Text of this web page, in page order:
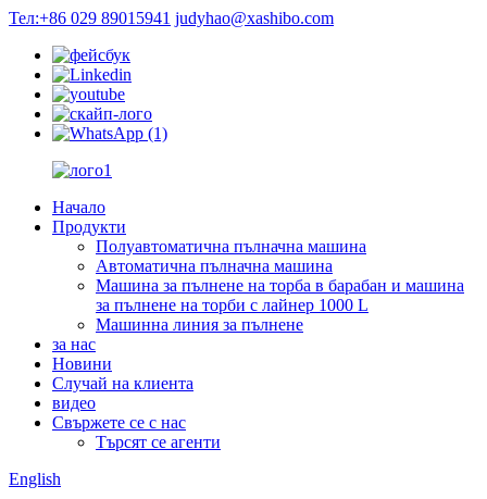
Тел:+86 029 89015941 judyhao@xashibo.com
Начало
Продукти
Полуавтоматична пълначна машина
Автоматична пълначна машина
Машина за пълнене на торба в барабан и машина
за пълнене на торби с лайнер 1000 L
Машинна линия за пълнене
за нас
Новини
Случай на клиента
видео
Свържете се с нас
Търсят се агенти
English